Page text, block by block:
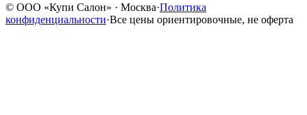
© ООО «Купи Салон» · Москва·Политика
конфиденциальности·Все цены ориентировочные, не оферта